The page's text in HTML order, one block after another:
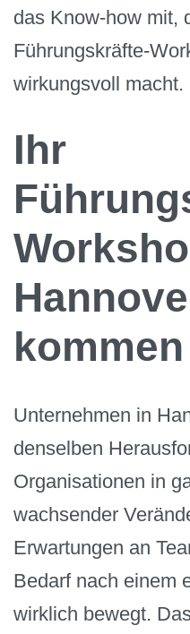
das Know-how mit,
Führungskräfte-
wirkungsvoll macht.
Ihr
Unternehmen in
denselben
Organisationen in
wachsender
Erwartungen an
Bedarf nach einem
wirklich bewegt.